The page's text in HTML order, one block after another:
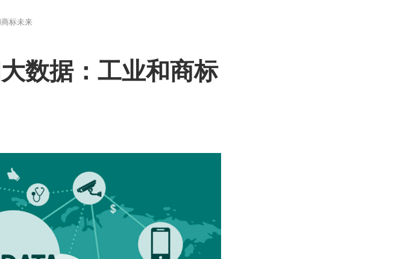
标未来
数据：工业和商标